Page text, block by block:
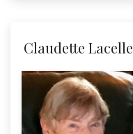
Claudette Lacelle